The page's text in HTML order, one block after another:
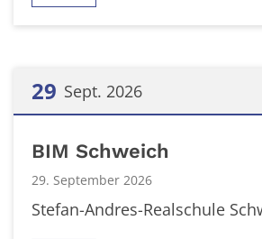
29 Sept. 2026
BIM Schweich
29. September 2026
Stefan-Andres-Realschule